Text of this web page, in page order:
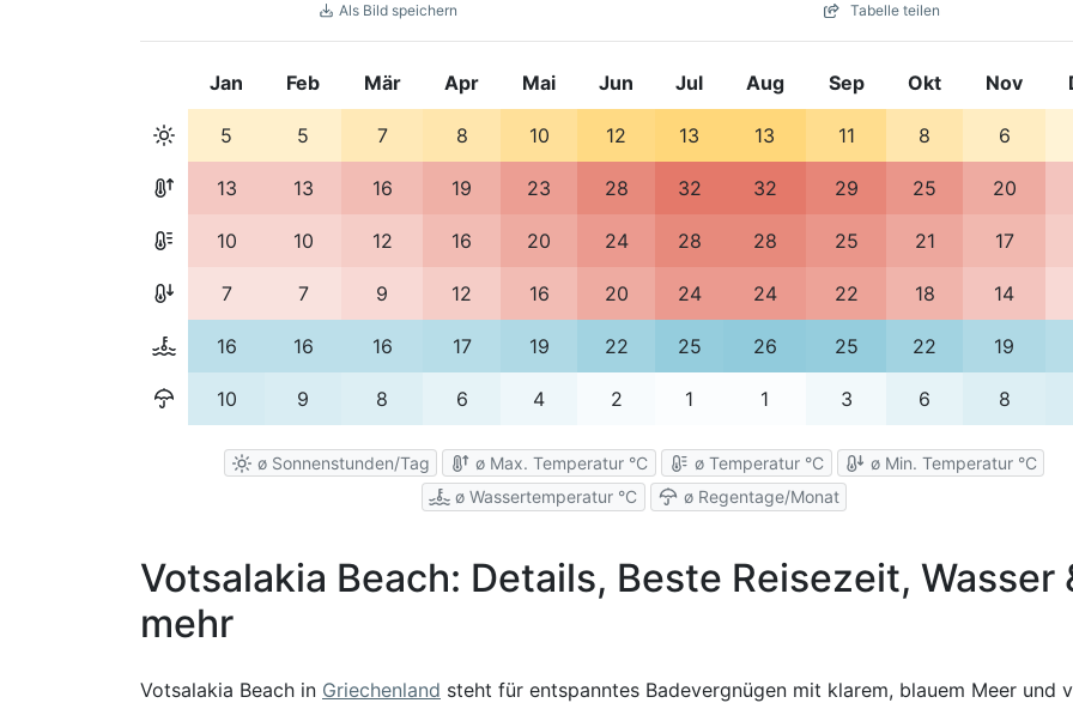
Als Bild speichern Tabelle teilen
Jan Feb Mär Apr Mai Jun Jul Aug Sep Okt Nov
5 5 7 8 10 12 13 13 11 8 6
13 13 16 19 23 28 32 32 29 25 20
10 10 12 16 20 24 28 28 25 21 17
7 7 9 12 16 20 24 24 22 18 14
16 16 16 17 19 22 25 26 25 22 19
10 9 8 6 4 2 1 1 3 6 8
ø Sonnenstunden/Tag ø Max. Temperatur °C ø Temperatur °C
ø Min. Temperatur °C
ø Wassertemperatur °C
ø Regentage/Monat
Votsalakia Beach: Details, Beste Reisezeit, Wasser
mehr
Votsalakia Beach in Griechenland steht für entspanntes Badevergnügen mit klarem, blauem Meer und